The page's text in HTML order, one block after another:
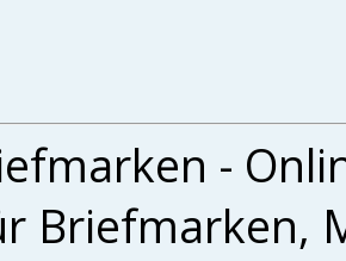
-
Briefmarken,